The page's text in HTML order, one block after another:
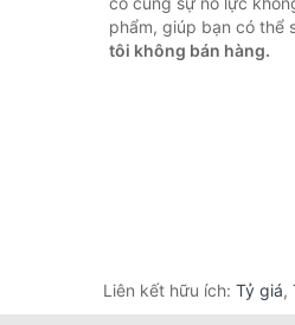
phẩm, giúp bạn có thể
tôi không bán hàng.
Liên kết hữu ích: Tỷ giá,